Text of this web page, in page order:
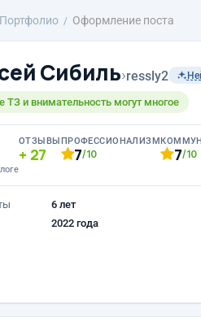
Портфолио Оформление поста
Сибиль›ressly2
ТЗ и внимательность могут многое
ОТЗЫВЫ
27
ПРОФЕССИОНАЛИЗМ
7/10 7/10
6 лет
2022 года